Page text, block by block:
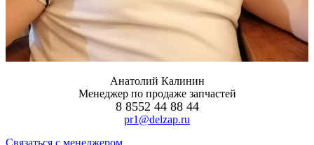
Анатолий Калинин
Менеджер по продаже запчастей
8 8552 44 88 44
pr1@delzap.ru
Cвязаться с менеджером